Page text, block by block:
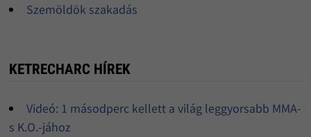
Szemöldök szakadás
KETRECHARC HÍREK
Videó: 1 másodperc kellett a világ leggyorsabb MMA-
s K.O.-jához